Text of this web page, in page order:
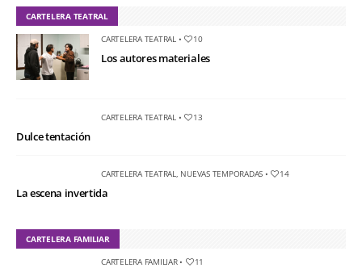
CARTELERA TEATRAL
CARTELERA TEATRAL• 10
Los autores materiales
CARTELERA TEATRAL• 13
Dulce tentación
CARTELERA TEATRAL, NUEVAS TEMPORADAS • 14
La escena invertida
CARTELERA FAMILIAR
CARTELERA FAMILIAR• 11